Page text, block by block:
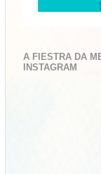
A FIESTRA DA
INSTAGRAM